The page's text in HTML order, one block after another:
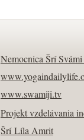
Nemocnica Šrí
www.swamiji.tv
Projekt vzdelávania
Šrí Líla Amrit